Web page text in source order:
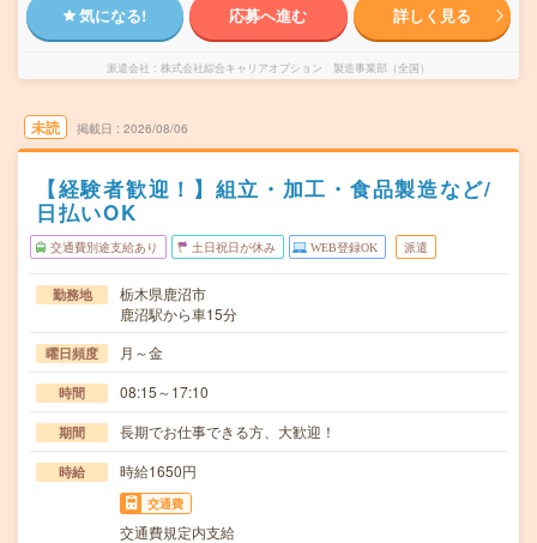
気になる! 応募へ進む 詳しく見る
派遣会社 株式会社綜合キャリアオプション 製造事業部（全国）
未読 掲載日 2026/08/06
【経験者歓迎！】組立・加工・食品製造など/
日払いOK
交通費別途支給あり 土日祝日が休み WEB登録OK 派遣
勤務地
栃木県鹿沼市
鹿沼駅から車15分
曜日頻度 月～金
時間 08:15～17:10
期間 長期でお仕事できる方、大歓迎！
時給 時給1650円
交通費
交通費規定内支給